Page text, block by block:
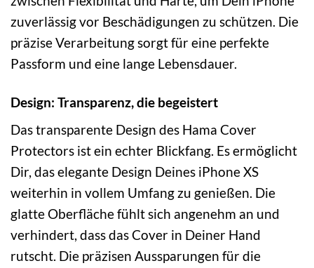
zuverlässig vor Beschädigungen zu schützen. Die
präzise Verarbeitung sorgt für eine perfekte
Passform und eine lange Lebensdauer.
Design: Transparenz, die begeistert
Das transparente Design des Hama Cover
Protectors ist ein echter Blickfang. Es ermöglicht
Dir, das elegante Design Deines iPhone XS
weiterhin in vollem Umfang zu genießen. Die
glatte Oberfläche fühlt sich angenehm an und
verhindert, dass das Cover in Deiner Hand
rutscht. Die präzisen Aussparungen für die